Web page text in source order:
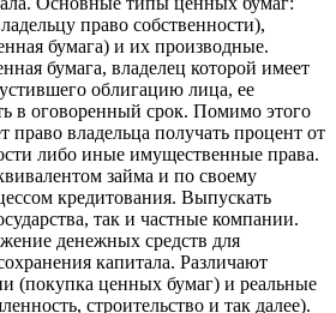
право собственности),
бумага) и их производные.
бумага, владелец которой имеет
облигацию лица, ее
в оговоренный срок. Помимо этого
право владельца получать процент от
либо иные имущественные права.
займа и по своему
кредитования. Выпускать
так и частные компании.
денежных средств для
капитала. Различают
(покупка ценных бумаг) и реальные
строительство и так далее).